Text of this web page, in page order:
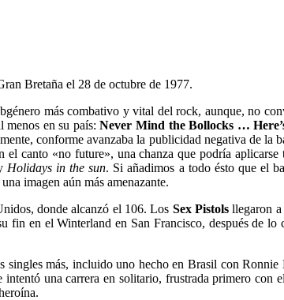
Bretaña el 28 de octubre de 1977.
más combativo y vital del rock, aunque, no
menos en su país:Never Mind the Bollocks …
conforme avanzaba la publicidad negativa de la
el canto «no future», una chanza que podría
Holidays in the sun. Si añadimos a todo ésto que el
imagen aún más amenazante.
donde alcanzó el 106. Los Sex Pistols llegaron a
en el Winterland en San Francisco, después de lo
singles más, incluido uno hecho en Brasil con
una carrera en solitario, frustrada primero con